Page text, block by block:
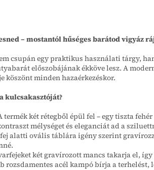
– mostantól hűséges barátod vigyáz
csupán egy praktikus használati tárgy,
előszobájának ékköve lesz. A
köszönt minden hazaérkezéskor.
kulcsakasztóját?
termék két rétegből épül fel – egy tiszta
mélységet és eleganciát ad a
alatti ovális táblára igény szerint
két gravírozott mancs takarja el,
rozsdamentes acél kampó bírja a